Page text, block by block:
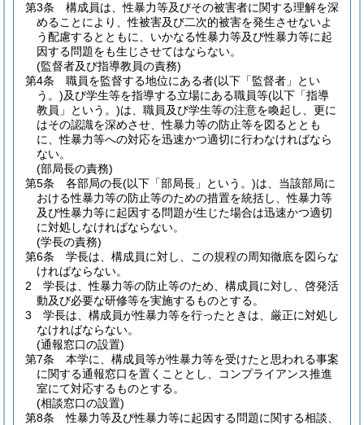
第3条
構成員は、性暴力等及びその被害者に関する理解を深
めることにより、性被害及び二次的被害を発生させないよ
う配慮するとともに、いかなる性暴力等及び性暴力等に起
因する問題をも生じさせてはならない。
(監督者及び指導教員の責務)
第4条
職員を監督する地位にある者(以下「監督者」とい
う。)及び学生等を指導する立場にある職員等(以下「指導
教員」という。)は、職員及び学生等の注意を喚起し、更に
はその認識を深めさせ、性暴力等の防止等を図るととも
に、性暴力等への対応を迅速かつ適切に行わなければなら
ない。
(部局長の責務)
第5条
各部局の長(以下「部局長」という。)は、当該部局に
おける性暴力等の防止等のための措置を統括し、性暴力等
及び性暴力等に起因する問題が生じた場合は迅速かつ適切
に対処しなければならない。
(学長の責務)
第6条
学長は、構成員に対し、この規程の周知徹底を図らな
ければならない。
2
学長は、性暴力等の防止等のため、構成員に対し、啓発活
動及び必要な研修等を実施するものとする。
3
学長は、構成員が性暴力等を行ったときは、厳正に対処し
なければならない。
(通報窓口の設置)
第7条
本学に、構成員等が性暴力等を受けたと思われる事案
に関する通報窓口を置くこととし、コンプライアンス推進
室にて対応するものとする。
(相談窓口の設置)
第8条
性暴力等及び性暴力等に起因する問題に関する相談、